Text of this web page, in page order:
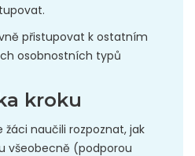
přistupovat k ostatním
osobnostních typů
kroku
žáci naučili rozpoznat, jak
všeobecně (podporou